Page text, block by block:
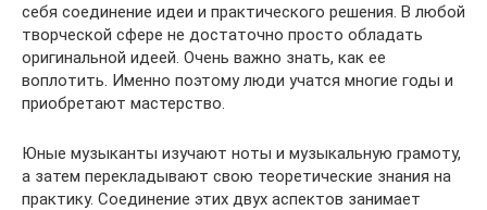
себя соединение идеи и практического решения. В любой
творческой сфере не достаточно просто обладать
оригинальной идеей. Очень важно знать, как ее
воплотить. Именно поэтому люди учатся многие годы и
приобретают мастерство.
Юные музыканты изучают ноты и музыкальную грамоту,
а затем перекладывают свою теоретические знания на
практику. Соединение этих двух аспектов занимает